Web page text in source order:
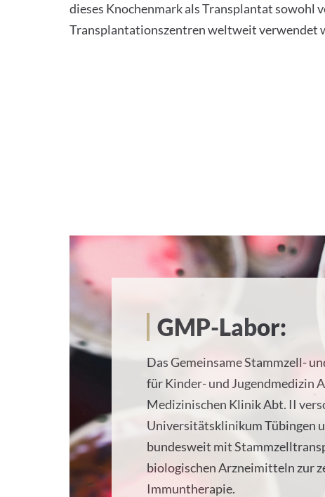
dieses Knochenmark als Transplantat sowohl
Transplantationszentren weltweit verwendet
GMP-Labor:
Das Gemeinsame Stammzell-
für Kinder- und Jugendmedizin
Medizinischen Klinik Abt. II
Universitätsklinikum Tübingen
bundesweit mit
biologischen Arzneimitteln zur
Immuntherapie.